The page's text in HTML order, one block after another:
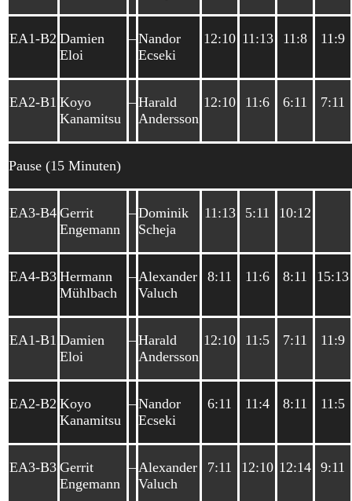
EA1-B2 Damien
Eloi
–Nandor
Ecseki
12:10 11:13 11:8 11:9
EA2-B1 Koyo
Kanamitsu
–Harald
Andersson
12:10 11:6 6:11 7:11
Pause (15 Minuten)
EA3-B4 Gerrit
Engemann
–Dominik
Scheja
11:13 5:11 10:12
EA4-B3 Hermann
Mühlbach
–Alexander
Valuch
8:11 11:6 8:11 15:13
EA1-B1 Damien
Eloi
–Harald
Andersson
12:10 11:5 7:11 11:9
EA2-B2 Koyo
Kanamitsu
–Nandor
Ecseki
6:11 11:4 8:11 11:5
EA3-B3 Gerrit
Engemann
–Alexander
Valuch
7:11 12:10 12:14 9:11